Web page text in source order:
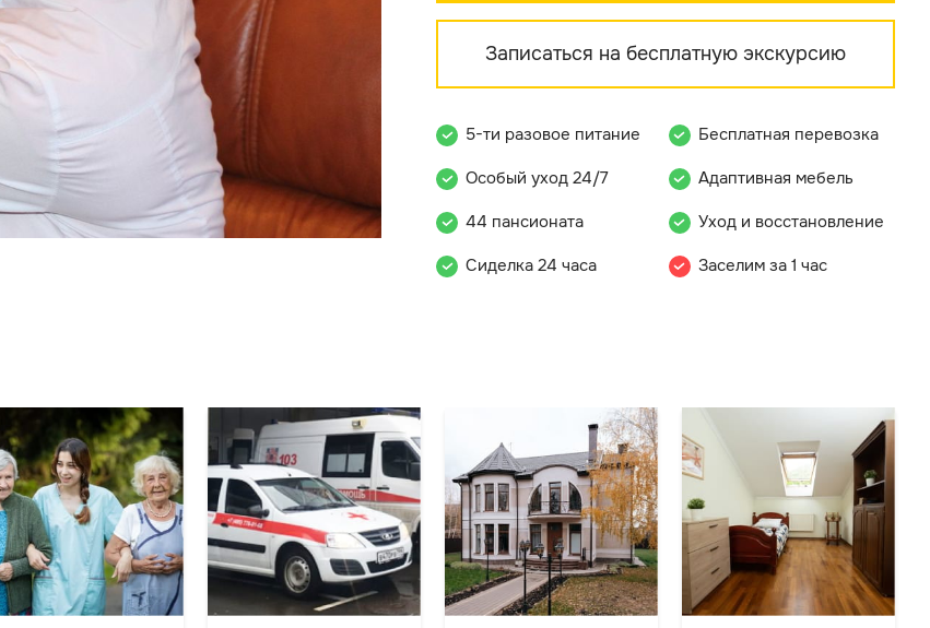
Записаться на бесплатную экскурсию
5-ти разовое питание
Бесплатная перевозка
Особый уход 24/7
Адаптивная мебель
44 пансионата
Уход и восстановление
Сиделка 24 часа
Заселим за 1 час